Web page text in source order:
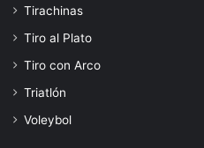
Tirachinas
Tiro al Plato
Tiro con Arco
Triatlón
Voleybol